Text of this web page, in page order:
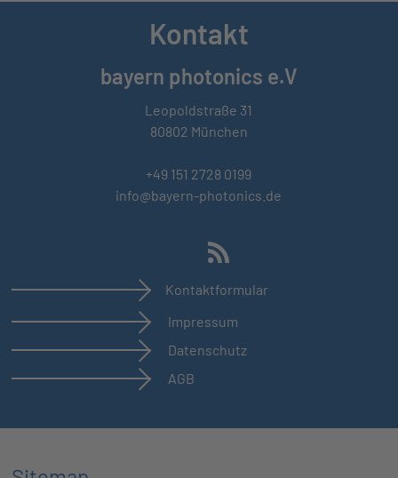
Kontakt
bayern photonics e.V
Leopoldstraße 31
80802 München
+49 151 2728 0199
info@bayern-photonics.de
Kontaktformular
Impressum
Datenschutz
AGB